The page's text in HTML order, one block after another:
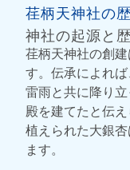
荏柄天神社の
神社の起源と
荏柄天神社の創
す。伝承によれ
雷雨と共に降り
殿を建てたと伝
植えられた大銀
ます。